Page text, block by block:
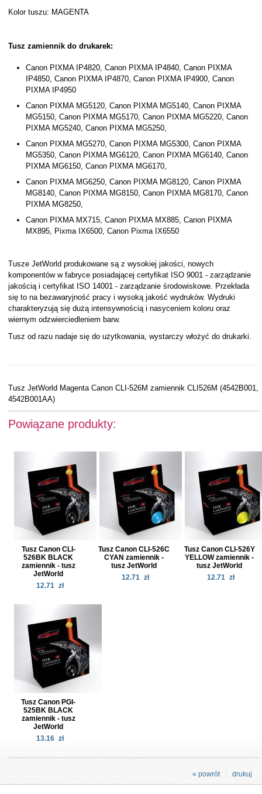
Kolor tuszu: MAGENTA
Tusz zamiennik do drukarek:
Canon PIXMA IP4820, Canon PIXMA IP4840, Canon PIXMA
IP4850, Canon PIXMA IP4870, Canon PIXMA IP4900, Canon
PIXMA IP4950
Canon PIXMA MG5120, Canon PIXMA MG5140, Canon PIXMA
MG5150, Canon PIXMA MG5170, Canon PIXMA MG5220, Canon
PIXMA MG5240, Canon PIXMA MG5250,
Canon PIXMA MG5270, Canon PIXMA MG5300, Canon PIXMA
MG5350, Canon PIXMA MG6120, Canon PIXMA MG6140, Canon
PIXMA MG6150, Canon PIXMA MG6170,
Canon PIXMA MG6250, Canon PIXMA MG8120, Canon PIXMA
MG8140, Canon PIXMA MG8150, Canon PIXMA MG8170, Canon
PIXMA MG8250,
Canon PIXMA MX715, Canon PIXMA MX885, Canon PIXMA
MX895, Pixma IX6500, Canon Pixma IX6550
Tusze JetWorld produkowane są z wysokiej jakości, nowych
komponentów w fabryce posiadającej certyfikat ISO 9001 - zarządzanie
jakością i certyfikat ISO 14001 - zarządzanie środowiskowe. Przekłada
się to na bezawaryjność pracy i wysoką jakość wydruków. Wydruki
charakteryzują się dużą intensywnością i nasyceniem koloru oraz
wiernym odzwierciedleniem barw.
Tusz od razu nadaje się do użytkowania, wystarczy włożyć do drukarki.
Tusz JetWorld Magenta Canon CLI-526M zamiennik CLI526M (4542B001,
4542B001AA)
Powiązane produkty:
Tusz Canon CLI-
526BK BLACK
zamiennik - tusz
JetWorld
12.71 zł
Tusz Canon CLI-526C
CYAN zamiennik -
tusz JetWorld
12.71 zł
Tusz Canon CLI-526Y
YELLOW zamiennik -
tusz JetWorld
12.71 zł
Tusz Canon PGI-
525BK BLACK
zamiennik - tusz
JetWorld
13.16 zł
drukuj
« powrót